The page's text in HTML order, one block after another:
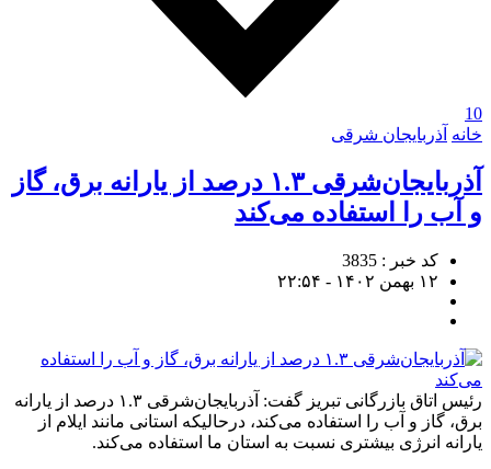
10
خانه آذربایجان شرقی
آذربایجان‌شرقی ۱.۳ درصد از یارانه برق، گاز
و آب را استفاده می‌کند
کد خبر : 3835
۱۲ بهمن ۱۴۰۲ - ۲۲:۵۴
رئیس اتاق بازرگانی تبریز گفت: آذربایجان‌شرقی ۱.۳ درصد از یارانه
برق، گاز و آب را استفاده می‌کند، درحالیکه استانی مانند ایلام از
یارانه انرژی بیشتری نسبت به استان ما استفاده می‌کند.